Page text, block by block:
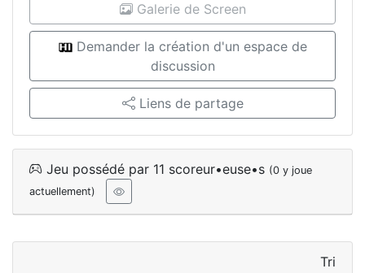
Galerie de Screen
Demander la création d'un espace de
discussion
Liens de partage
Jeu possédé par 11 scoreur•euse•s (0 y joue
actuellement)
Tri